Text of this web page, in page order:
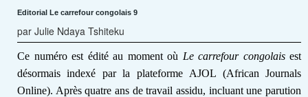
Editorial Le carrefour congolais 9
par Julie Ndaya Tshiteku
Ce numéro est édité au moment où Le carrefour congolaisest
désormais indexé par la plateforme AJOL (African Journals
Online). Après quatre ans de travail assidu, incluant une parution